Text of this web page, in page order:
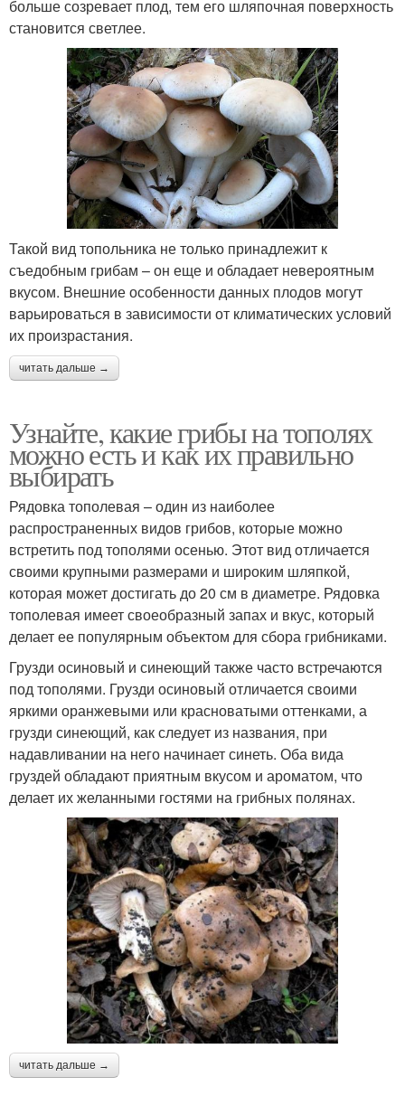
больше созревает плод, тем его шляпочная поверхность
становится светлее.
Такой вид топольника не только принадлежит к
съедобным грибам – он еще и обладает невероятным
вкусом. Внешние особенности данных плодов могут
варьироваться в зависимости от климатических условий
их произрастания.
читать дальше →
Узнайте, какие грибы на тополях
можно есть и как их правильно
выбирать
Рядовка тополевая – один из наиболее
распространенных видов грибов, которые можно
встретить под тополями осенью. Этот вид отличается
своими крупными размерами и широким шляпкой,
которая может достигать до 20 см в диаметре. Рядовка
тополевая имеет своеобразный запах и вкус, который
делает ее популярным объектом для сбора грибниками.
Грузди осиновый и синеющий также часто встречаются
под тополями. Грузди осиновый отличается своими
яркими оранжевыми или красноватыми оттенками, а
грузди синеющий, как следует из названия, при
надавливании на него начинает синеть. Оба вида
груздей обладают приятным вкусом и ароматом, что
делает их желанными гостями на грибных полянах.
читать дальше →